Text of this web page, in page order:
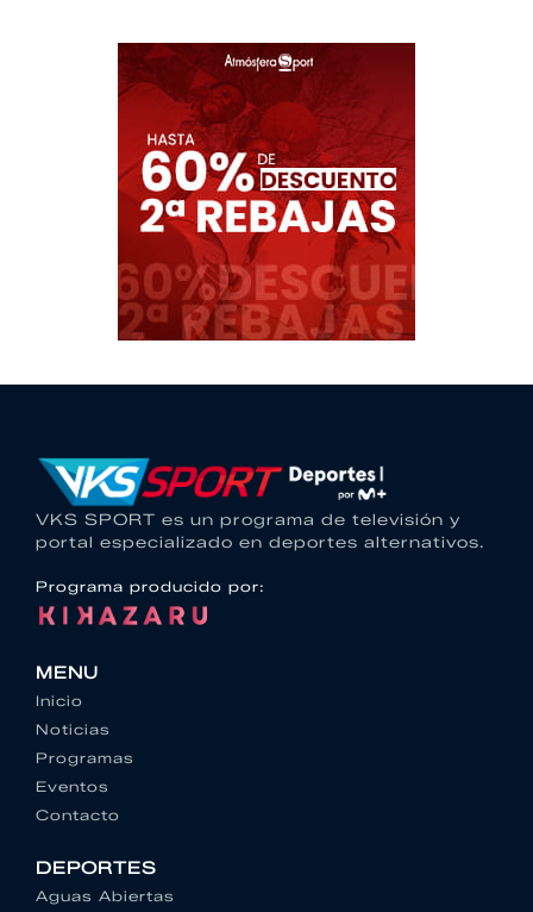
VKS SPORT es un programa de televisión y
portal especializado en deportes alternativos.
Programa producido por:
MENU
Inicio
Noticias
Programas
Eventos
Contacto
DEPORTES
Aguas Abiertas